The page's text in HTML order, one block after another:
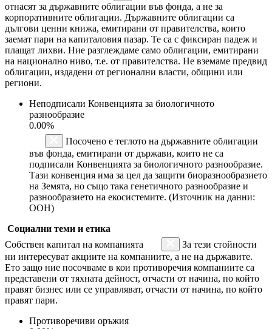
отнасят за държавните облигации във фонда, а не за
корпоративните облигации. Държавните облигации са
дългови ценни книжа, емитирани от правителства, които
заемат пари на капиталовия пазар. Те са с фиксиран падеж и
плащат лихви. Ние разглеждаме само облигации, емитирани
на национално ниво, т.е. от правителства. Не вземаме предвид
облигации, издадени от регионални власти, общини или
региони.
Неподписали Конвенцията за биологичното
разнообразие
0.00%
Посочено е теглото на държавните облигации
във фонда, емитирани от държави, които не са
подписали Конвенцията за биологичното разнообразие.
Тази конвенция има за цел да защити биоразнообразието
на Земята, но също така генетичното разнообразие и
разнообразието на екосистемите. (Източник на данни:
ООН)
Социални теми и етика
Собствен капитал на компанията
За тези стойности
ни интересуват акциите на компаниите, а не на държавите.
Ето защо ние посочваме в кои противоречия компаниите са
представени от тяхната дейност, отчасти от начина, по който
правят бизнес или се управляват, отчасти от начина, по който
правят пари.
Противоречиви оръжия